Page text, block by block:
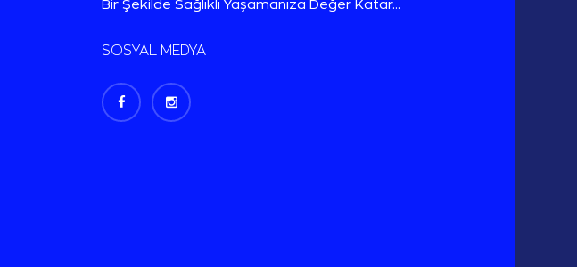
Bir Şekilde Sağlıklı Yaşamanıza Değer Katar...
SOSYAL MEDYA